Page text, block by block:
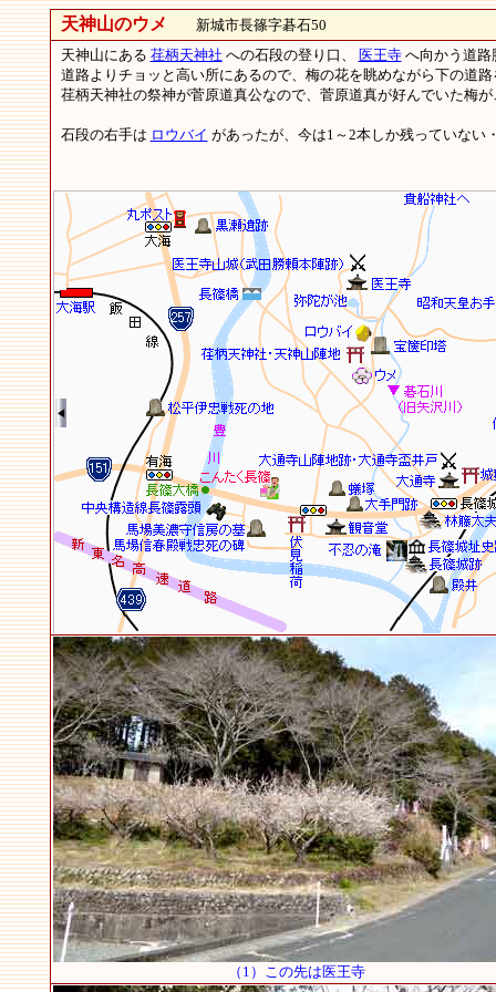
天神山のウメ 新城市長篠字碁石50
天神山にある 荏柄天神社 への石段の登り口、 医王寺へ向かう道路
道路よりチョッと高い所にあるので、梅の花を眺めながら下の道
荏柄天神社の祭神が菅原道真公なので、菅原道真が好んでいた梅
石段の右手は ロウバイ があったが、今は1～2本しか残っていない
（1）この先は医王寺